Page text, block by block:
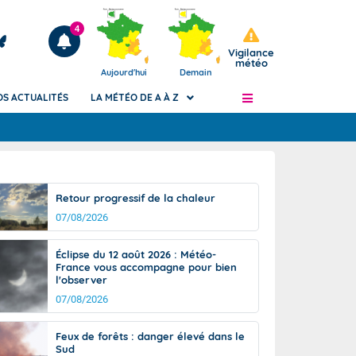
Articles
4
Aujourd'hui Demain
Vigilance
météo
de
Phénomènes dangereux de J+2 à J+7
Avertissement pluies intenses à l'échelle
des communes (Apic)
Bulletins Marine
Bulletins d'estimation du risque
d'avalanche
Météo des forêts
Vigicrues
ACTUALITÉS LA MÉTÉO DE A À Z
Retour progressif de la chaleur
07/08/2026
Éclipse du 12 août 2026 : Météo-
France vous accompagne pour bien
l'observer
07/08/2026
Feux de forêts : danger élevé dans le
Sud